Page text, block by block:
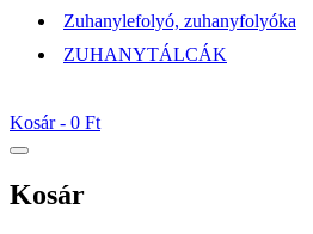
Zuhanylefolyó, zuhanyfolyóka
ZUHANYTÁLCÁK
Kosár - 0 Ft
Kosár